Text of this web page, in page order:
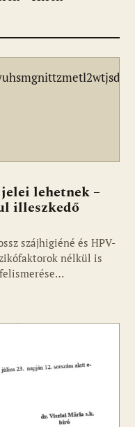
lehetnek –
illeszkedő
szájhigiéné és HPV-
nélkül is